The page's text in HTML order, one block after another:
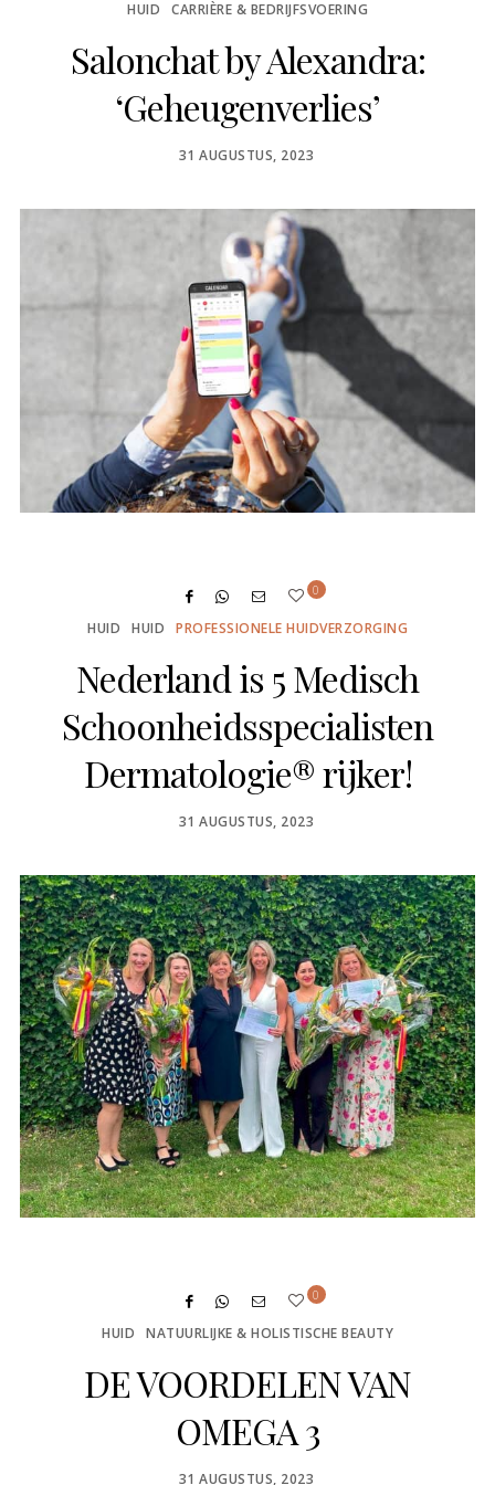
HUID CARRIÈRE & BEDRIJFSVOERING
Salonchat by Alexandra:
‘Geheugenverlies’
POSTED
31 AUGUSTUS, 2023
0
HUID HUID PROFESSIONELE HUIDVERZORGING
Nederland is 5 Medisch
Schoonheidsspecialisten
Dermatologie® rijker!
POSTED
31 AUGUSTUS, 2023
0
HUID NATUURLIJKE & HOLISTISCHE BEAUTY
DE VOORDELEN VAN
OMEGA 3
POSTED
31 AUGUSTUS, 2023